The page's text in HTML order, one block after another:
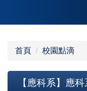
首頁 校園點滴
【應科系】應